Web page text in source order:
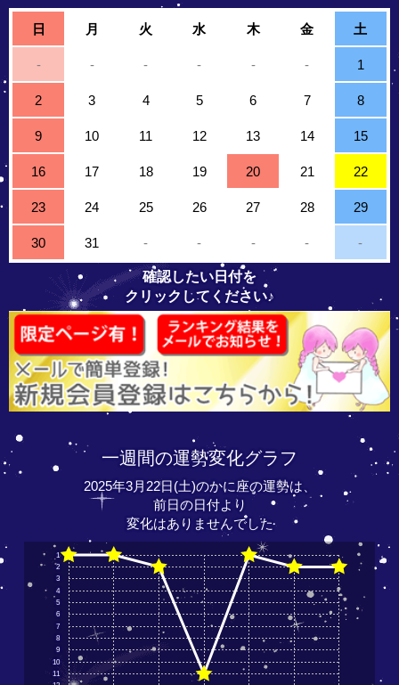
日 月 火 水 木 金 土
- - - - - - 1
2 3 4 5 6 7 8
9 10 11 12 13 14 15
16 17 18 19 20 21 22
23 24 25 26 27 28 29
30 31 - - - - -
確認したい日付を
クリックしてください♪
一週間の運勢変化グラフ
2025年3月22日(土)のかに座の運勢は、
前日の日付より
変化はありませんでした
11
10
9
8
7
6
5
4
3
2
1